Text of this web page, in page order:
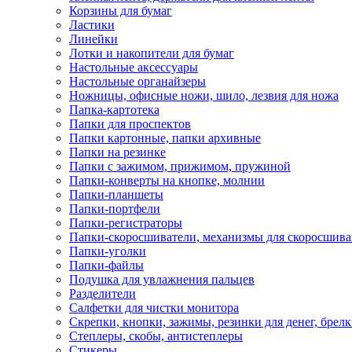
Корзины для бумаг
Ластики
Линейки
Лотки и накопители для бумаг
Настольные аксессуары
Настольные органайзеры
Ножницы, офисные ножи, шило, лезвия для ножа
Папка-картотека
Папки для проспектов
Папки картонные, папки архивные
Папки на резинке
Папки с зажимом, прижимом, пружиной
Папки-конверты на кнопке, молнии
Папки-планшеты
Папки-портфели
Папки-регистраторы
Папки-скоросшиватели, механизмы для
Папки-уголки
Папки-файлы
Подушка для увлажнения пальцев
Разделители
Салфетки для чистки монитора
Скрепки, кнопки, зажимы, резинки для денег,
Степлеры, скобы, антистеплеры